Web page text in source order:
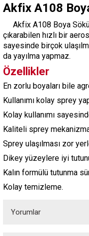
Akfix A108
Akfix A108 Boya
çıkarabilen hızlı bir
sayesinde birçok
da yayılma yapmaz.
Özellikler
En zorlu boyaları bile
Kullanımı kolay sprey
Kolay kullanımı
Kaliteli sprey
Sprey ulaşılması zor
Dikey yüzeylere iyi
Kalın formülü tutunma
Kolay temizleme.
Yorumlar